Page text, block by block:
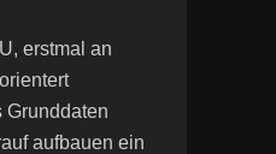
erstmal an
Grunddaten
aufbauen ein